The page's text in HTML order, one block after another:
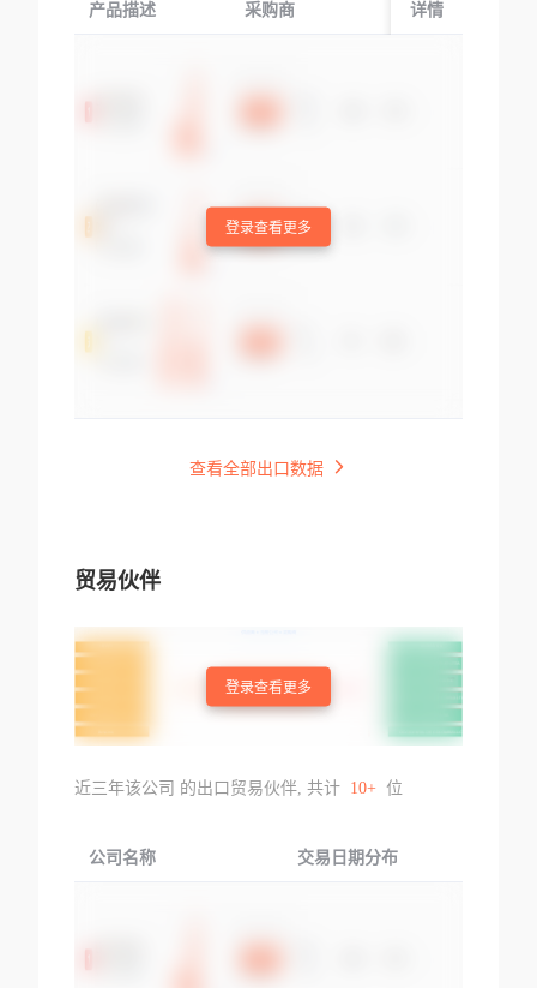
产品描述 采购商 起运国/地区
详情
登录查看更多
查看全部出口数据
贸易伙伴
登录查看更多
近三年该公司 的出口贸易伙伴, 共计 10+ 位
公司名称 交易日期分布